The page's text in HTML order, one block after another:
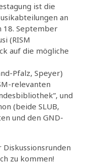
ist die
an
18. September
(RISM
auf die mögliche
Pfalz, Speyer)
relevanten
und
(beide SLUB,
und den GND-
zu kommen!